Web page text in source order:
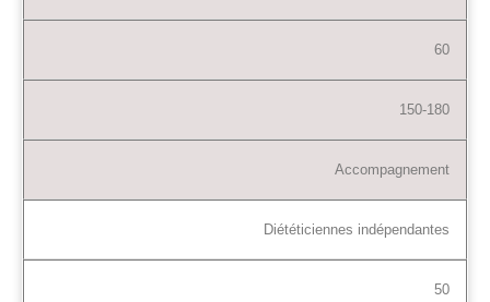
60
150-180
Accompagnement
Diététiciennes indépendantes
50